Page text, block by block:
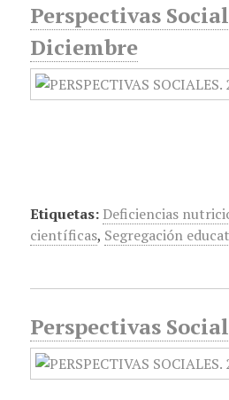
Perspectivas
Diciembre
Etiquetas: Deficiencias
científicas, Segregación
Perspectivas